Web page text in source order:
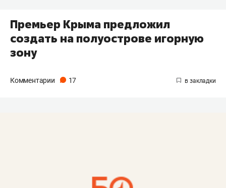
Премьер Крыма предложил
создать на полуострове игорную
зону
Комментарии 17